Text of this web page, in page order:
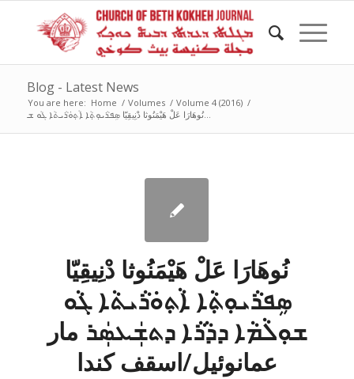
Blog - Latest News
You are here: Home / Volumes / Volume 4 (2016) /
نُوهَارَا عَلْ هَيْمَنُوثا دْنِيقِيّا ܣܹܦܪܵܝܘܼܬ݂ܵܐ ܐܵܬ݂ܘܿܪܵܝܬܵܐ ܓܵܘ ܫ...
نُوهَارَا عَلْ هَيْمَنُوثا دْنِيقِيّا
ܣܹܦܪܵܝܘܼܬ݂ܵܐ ܐܵܬ݂ܘܿܪܵܝܬܵܐ ܓܵܘ
ܫܘܼܠܵܡܵܐ ܕܕܵܪܵܐ ܕܬܫܲܥܣܲܪ مار
عمانوئيل/اسقف كندا